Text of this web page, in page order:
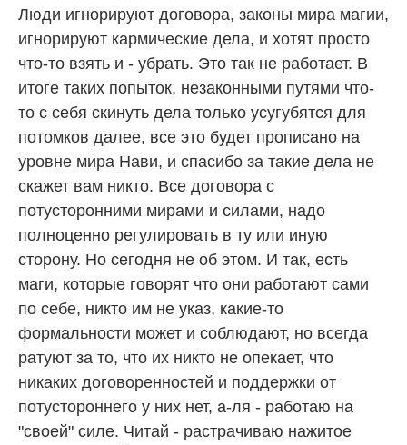
Люди игнорируют договора, законы мира магии,
игнорируют кармические дела, и хотят просто
что-то взять и - убрать. Это так не работает. В
итоге таких попыток, незаконными путями что-
то с себя скинуть дела только усугубятся для
потомков далее, все это будет прописано на
уровне мира Нави, и спасибо за такие дела не
скажет вам никто. Все договора с
потусторонними мирами и силами, надо
полноценно регулировать в ту или иную
сторону. Но сегодня не об этом. И так, есть
маги, которые говорят что они работают сами
по себе, никто им не указ, какие-то
формальности может и соблюдают, но всегда
ратуют за то, что их никто не опекает, что
никаких договоренностей и поддержки от
потустороннего у них нет, а-ля - работаю на
"своей" силе. Читай - растрачиваю нажитое